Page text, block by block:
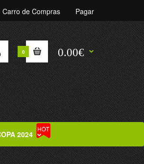
Carro de Compras Pagar
0 0.00€
2024